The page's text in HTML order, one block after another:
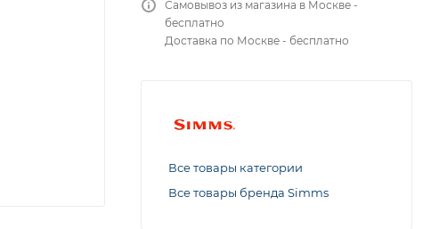
Самовывоз из магазина в Москве -
бесплатно
Доставка по Москве - бесплатно
Все товары категории
Все товары бренда Simms